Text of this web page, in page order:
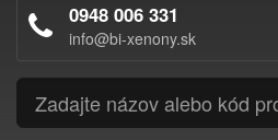
0948 006 331
info@bi-xenony.sk